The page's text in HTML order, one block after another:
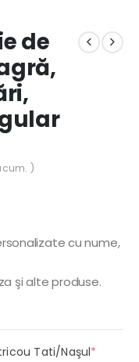
de
)
cu nume,
şi alte produse.
Tati/Naşul*